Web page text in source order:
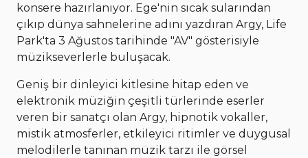
konsere hazırlanıyor. Ege'nin sıcak sularından
çıkıp dünya sahnelerine adını yazdıran Argy, Life
Park'ta 3 Ağustos tarihinde "AV" gösterisiyle
müzikseverlerle buluşacak.
Geniş bir dinleyici kitlesine hitap eden ve
elektronik müziğin çeşitli türlerinde eserler
veren bir sanatçı olan Argy, hipnotik vokaller,
mistik atmosferler, etkileyici ritimler ve duygusal
melodilerle tanınan müzik tarzı ile görsel